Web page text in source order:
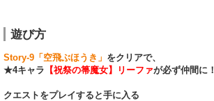
遊び方
Story-9「空飛ぶほうき」 をクリアで、
★4キャラ 【祝祭の箒魔女】リーファが必ず仲間に！
クエストをプレイすると手に入る